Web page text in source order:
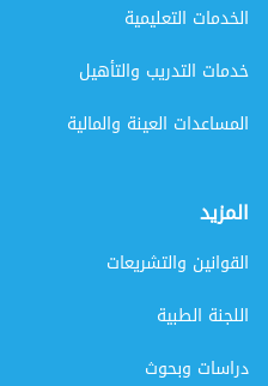
الخدمات التعليمية
خدمات التدريب والتأهيل
المساعدات العينة والمالية
المزيد
القوانين والتشريعات
اللجنة الطبية
دراسات وبحوث